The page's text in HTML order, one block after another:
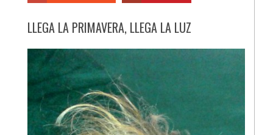
LLEGA LA PRIMAVERA, LLEGA LA LUZ